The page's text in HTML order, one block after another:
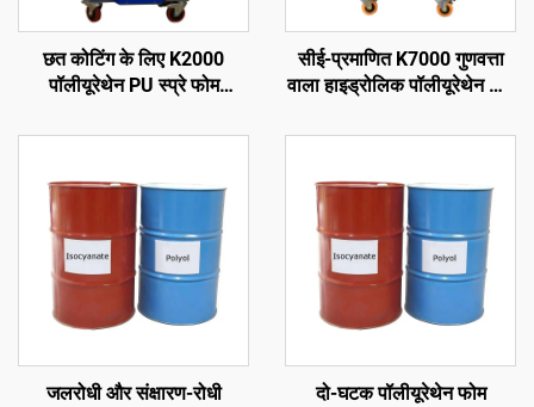
छत कोटिंग के लिए K2000
पॉलीयूरेथेन PU स्प्रे फोम
सीई-प्रमाणित K7000 गुणवत्ता
वाला हाइड्रोलिक पॉलीयूरेथेन और
जलरोधी और संक्षारण-रोधी
दो-घटक पॉलीयूरेथेन फोम